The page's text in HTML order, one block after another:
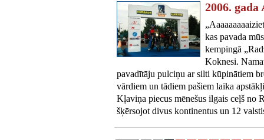
2006.
kas pavada
kempingā
Koknesi.
pavadītāju pulciņu ar silti kūpinātiem
vārdiem un tādiem pašiem laika
Kļaviņa piecus mēnešus ilgais ceļš no
šķērsojot divus kontinentus un 12